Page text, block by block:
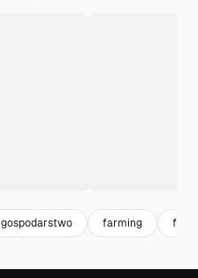
gospodarstwo farming farm